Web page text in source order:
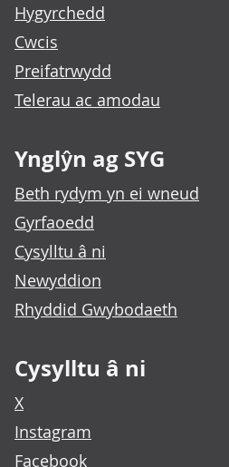
Hygyrchedd
Cwcis
Preifatrwydd
Telerau ac amodau
Ynglŷn ag SYG
Beth rydym yn ei wneud
Gyrfaoedd
Cysylltu â ni
Newyddion
Rhyddid Gwybodaeth
Cysylltu â ni
X
Instagram
Facebook